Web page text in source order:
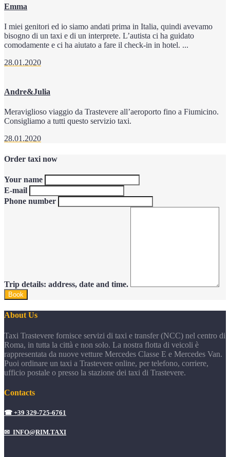
Emma
I miei genitori ed io siamo andati prima in Italia, quindi avevamo
bisogno di un taxi e di un interprete. L’autista ci ha guidato
comodamente e ci ha aiutato a fare il check-in in hotel. ...
28.01.2020
Andre&Julia
Meraviglioso viaggio da Trastevere all’aeroporto fino a Fiumicino.
Consigliamo a tutti questo servizio taxi.
28.01.2020
Order taxi now
Your name
E-mail
Phone number
Trip details: address, date and time.
About Us
Taxi Trastevere fornisce servizi di taxi e transfer (NCC) nel centro di
Roma, in tutta la città e non solo. La nostra flotta di veicoli è
rappresentata da nuove vetture Mercedes Classe E e Mercedes Van.
Puoi ordinare un taxi a Trastevere online, per telefono, corriere,
ufficio postale o presso la stazione dei taxi di Trastevere.
Contacts
☎ +39 329-725-6761
✉ INFO@RIM.TAXI